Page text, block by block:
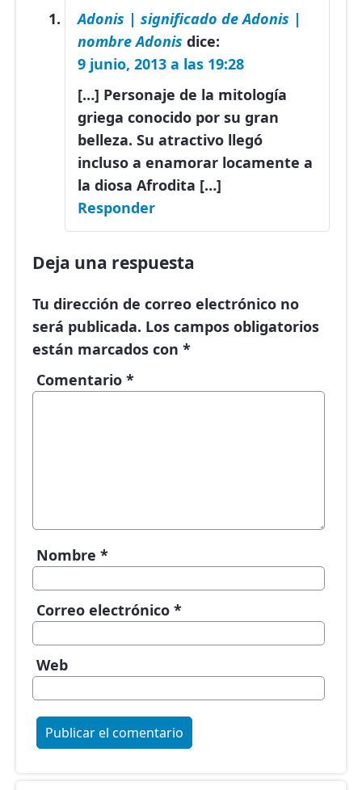
Adonis | significado de Adonis |
nombre Adonis dice:
9 junio, 2013 a las 19:28
[…] Personaje de la mitología
griega conocido por su gran
belleza. Su atractivo llegó
incluso a enamorar locamente a
la diosa Afrodita […]
Responder
Deja una respuesta
Tu dirección de correo electrónico no
será publicada. Los campos obligatorios
están marcados con *
Comentario *
Nombre *
Correo electrónico *
Web